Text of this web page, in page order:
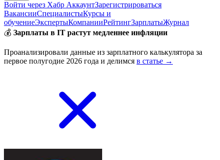
Войти через Хабр АккаунтЗарегистрироваться
ВакансииСпециалистыКурсы и
обучениеЭкспертыКомпанииРейтингЗарплатыЖурнал
💰 Зарплаты в IT растут медленнее инфляции
Проанализировали данные из зарплатного калькулятора за
первое полугодие 2026 года и делимся в статье →